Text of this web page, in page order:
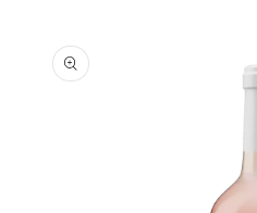
informazioni
sul prodotto